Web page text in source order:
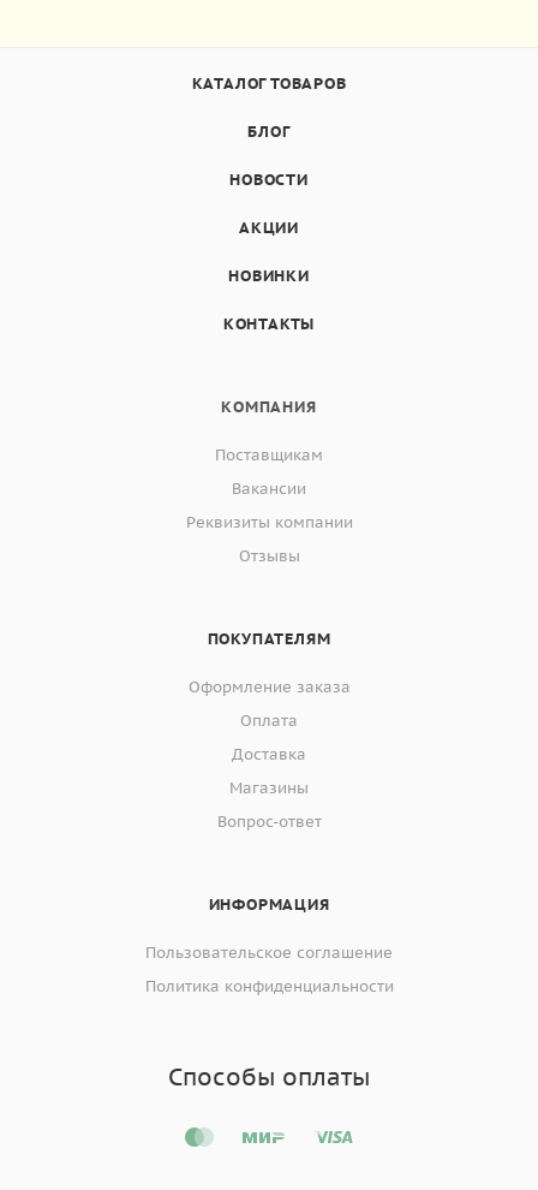
КАТАЛОГ ТОВАРОВ
БЛОГ
НОВОСТИ
АКЦИИ
НОВИНКИ
КОНТАКТЫ
КОМПАНИЯ
Поставщикам
Вакансии
Реквизиты компании
Отзывы
ПОКУПАТЕЛЯМ
Оформление заказа
Оплата
Доставка
Магазины
Вопрос-ответ
ИНФОРМАЦИЯ
Пользовательское соглашение
Политика конфиденциальности
Способы оплаты